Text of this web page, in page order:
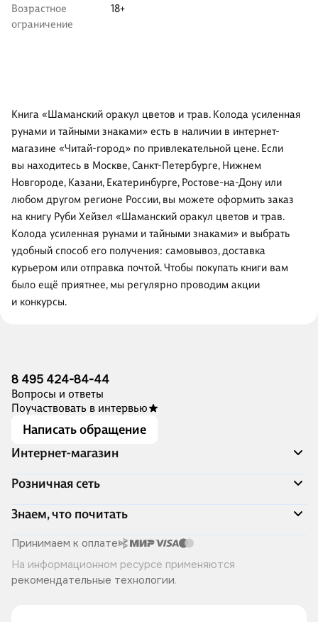
Возрастное
ограничение
18+
Книга «Шаманский оракул цветов и трав. Колода усиленная
рунами и тайными знаками» есть в наличии в интернет-
магазине «Читай-город» по привлекательной цене. Если
вы находитесь в Москве, Санкт-Петербурге, Нижнем
Новгороде, Казани, Екатеринбурге, Ростове-на-Дону или
любом другом регионе России, вы можете оформить заказ
на книгу Руби Хейзел «Шаманский оракул цветов и трав.
Колода усиленная рунами и тайными знаками» и выбрать
удобный способ его получения: самовывоз, доставка
курьером или отправка почтой. Чтобы покупать книги вам
было ещё приятнее, мы регулярно проводим акции
и конкурсы.
8 495 424-84-44
Вопросы и ответы
Поучаствовать в интервью
Написать обращение
Интернет-магазин
Акции
Доставка и оплата
Программа лояльности
Подарочные сертификаты
Правила продажи
Политика конфиденциальности
Розничная сеть
Адреса магазинов
Книжный Дозор
О компании
Читай-город для бизнеса
Хотите у нас работать?
Знаем, что почитать
Скоро в продаже
Лучшие из лучших
Читай-журнал
Принимаем к оплате
На информационном ресурсе применяются
рекомендательные технологии.